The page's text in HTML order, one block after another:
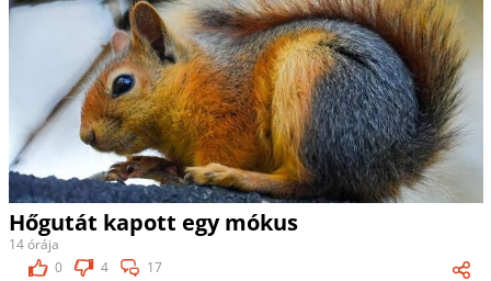
Hőgutát kapott egy mókus
14 órája
0
4 17